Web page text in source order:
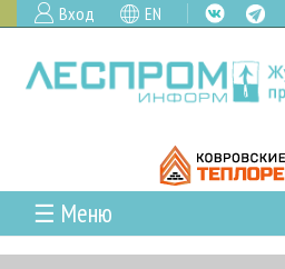
Вход EN
☰ Меню
ГЛАВНАЯ